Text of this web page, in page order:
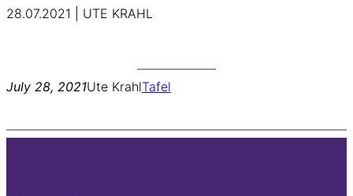
28.07.2021 | UTE KRAHL
July 28, 2021Ute KrahlTafel